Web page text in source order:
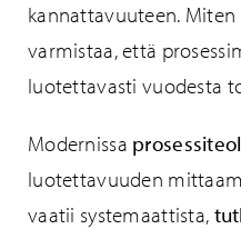
kannattavuuteen.
varmistaa, että
luotettavasti vuodesta
Modernissa
luotettavuuden
vaatii systemaattista,